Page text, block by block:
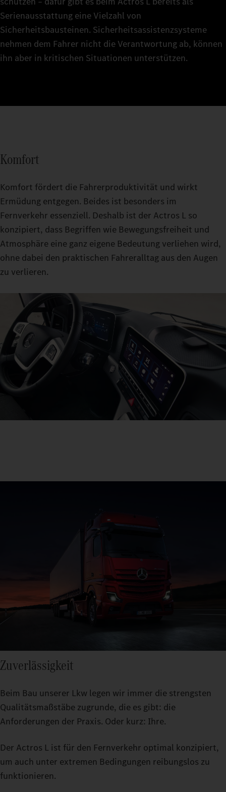
Serienausstattung eine Vielzahl von
Sicherheitsbausteinen. Sicherheitsassistenzsysteme
nehmen dem Fahrer nicht die Verantwortung ab, können
ihn aber in kritischen Situationen unterstützen.
Komfort
Komfort fördert die Fahrerproduktivität und wirkt
Ermüdung entgegen. Beides ist besonders im
Fernverkehr essenziell. Deshalb ist der Actros L so
konzipiert, dass Begriffen wie Bewegungsfreiheit und
Atmosphäre eine ganz eigene Bedeutung verliehen wird,
ohne dabei den praktischen Fahreralltag aus den Augen
zu verlieren.
Zuverlässigkeit
Beim Bau unserer Lkw legen wir immer die strengsten
Qualitätsmaßstäbe zugrunde, die es gibt: die
Anforderungen der Praxis. Oder kurz: Ihre.
Der Actros L ist für den Fernverkehr optimal konzipiert,
um auch unter extremen Bedingungen reibungslos zu
funktionieren.